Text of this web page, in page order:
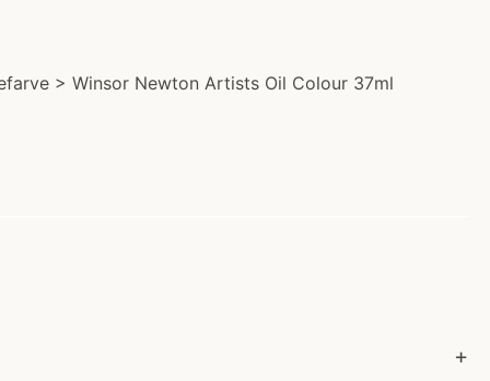
> Winsor Newton Artists Oil Colour 37ml